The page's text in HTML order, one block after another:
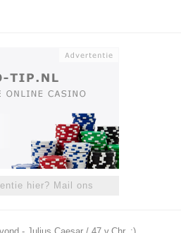
hier? Mail ons